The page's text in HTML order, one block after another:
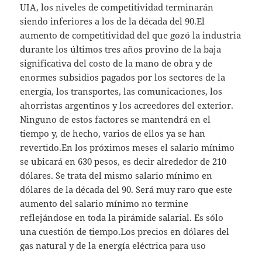
UIA, los niveles de competitividad terminarán
siendo inferiores a los de la década del 90.El
aumento de competitividad del que gozó la industria
durante los últimos tres años provino de la baja
significativa del costo de la mano de obra y de
enormes subsidios pagados por los sectores de la
energía, los transportes, las comunicaciones, los
ahorristas argentinos y los acreedores del exterior.
Ninguno de estos factores se mantendrá en el
tiempo y, de hecho, varios de ellos ya se han
revertido.En los próximos meses el salario mínimo
se ubicará en 630 pesos, es decir alrededor de 210
dólares. Se trata del mismo salario mínimo en
dólares de la década del 90. Será muy raro que este
aumento del salario mínimo no termine
reflejándose en toda la pirámide salarial. Es sólo
una cuestión de tiempo.Los precios en dólares del
gas natural y de la energía eléctrica para uso